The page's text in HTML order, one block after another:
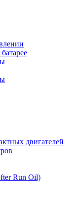
двигателей
Run Oil)